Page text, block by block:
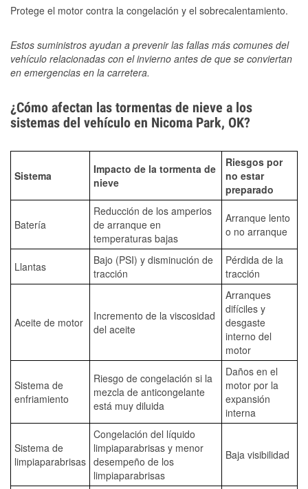
Protege el motor contra la congelación y el sobrecalentamiento.
Estos suministros ayudan a prevenir las fallas más comunes del
vehículo relacionadas con el invierno antes de que se conviertan
en emergencias en la carretera.
¿Cómo afectan las tormentas de nieve a los
sistemas del vehículo en Nicoma Park, OK?
Sistema
Impacto de la tormenta de
nieve
Riesgos por
no estar
preparado
Batería
Reducción de los amperios
de arranque en
temperaturas bajas
Arranque lento
o no arranque
Llantas
Bajo (PSI) y disminución de
tracción
Pérdida de la
tracción
Aceite de motor
Incremento de la viscosidad
del aceite
Arranques
difíciles y
desgaste
interno del
motor
Sistema de
enfriamiento
Riesgo de congelación si la
mezcla de anticongelante
está muy diluida
Daños en el
motor por la
expansión
interna
Sistema de
limpiaparabrisas
Congelación del líquido
limpiaparabrisas y menor
desempeño de los
limpiaparabrisas
Baja visibilidad